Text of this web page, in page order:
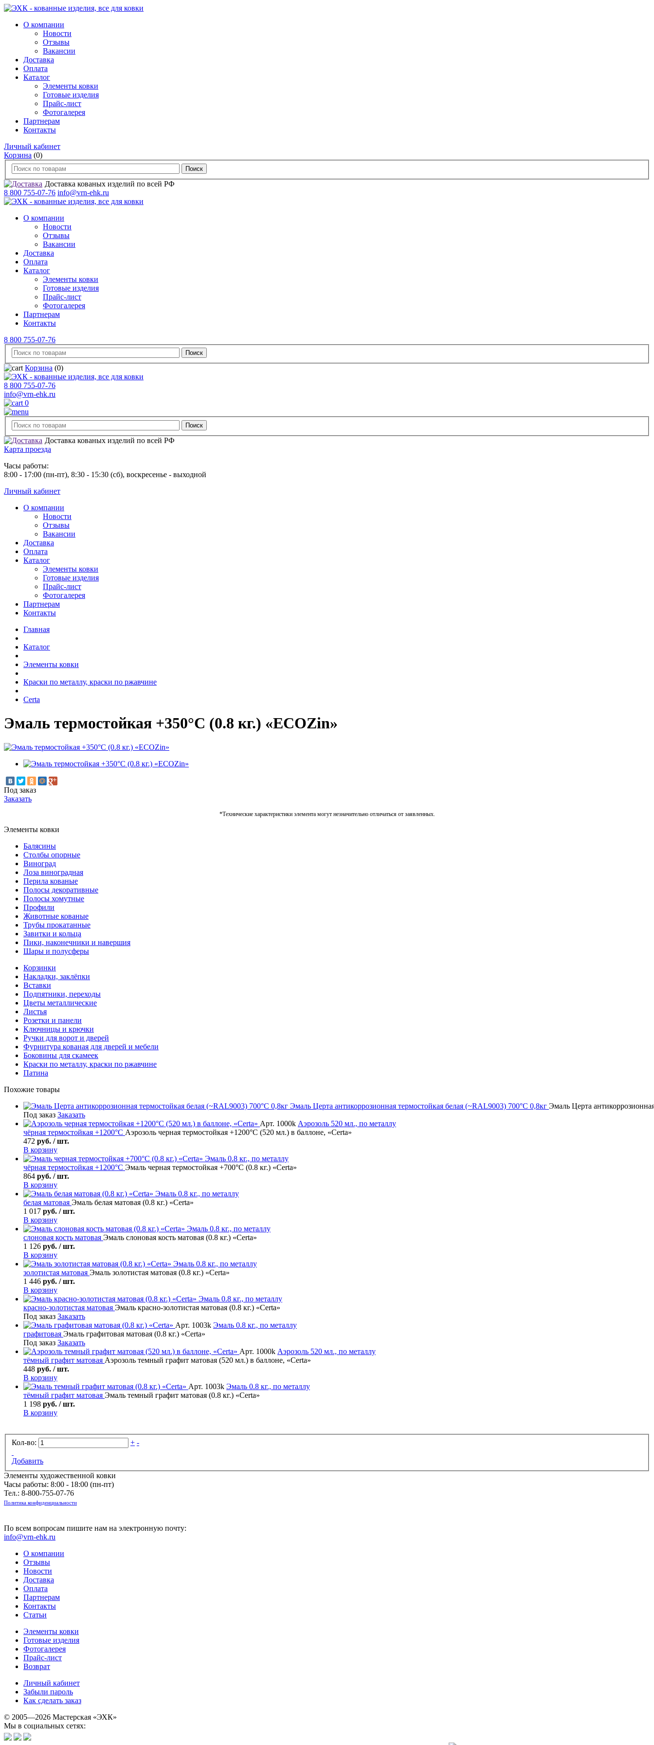
О компании
Новости
Отзывы
Вакансии
Доставка
Оплата
Каталог
Элементы ковки
Готовые изделия
Прайс-лист
Фотогалерея
Партнерам
Контакты
Личный кабинет
Корзина (0)
Доставка кованых изделий по всей РФ
8 800 755-07-76 info@vrn-ehk.ru
О компании
Новости
Отзывы
Вакансии
Доставка
Оплата
Каталог
Элементы ковки
Готовые изделия
Прайс-лист
Фотогалерея
Партнерам
Контакты
8 800 755-07-76
Корзина (0)
8 800 755-07-76
info@vrn-ehk.ru
0
Доставка кованых изделий по всей РФ
Карта проезда
Часы работы:
8:00 - 17:00 (пн-пт), 8:30 - 15:30 (сб), воскресенье - выходной
Личный кабинет
О компании
Новости
Отзывы
Вакансии
Доставка
Оплата
Каталог
Элементы ковки
Готовые изделия
Прайс-лист
Фотогалерея
Партнерам
Контакты
Главная
Каталог
Элементы ковки
Краски по металлу, краски по ржавчине
Certa
Эмаль термостойкая +350°C (0.8 кг.) «ECOZin»
Под заказ
Заказать
*Технические характеристики элемента могут незначительно отличаться от заявленных.
Элементы ковки
Балясины
Столбы опорные
Виноград
Лоза виноградная
Перила кованые
Полосы декоративные
Полосы хомутные
Профили
Животные кованые
Трубы прокатанные
Завитки и кольца
Пики, наконечники и навершия
Шары и полусферы
Корзинки
Накладки, заклёпки
Вставки
Подпятники, переходы
Цветы металлические
Листья
Розетки и панели
Ключницы и крючки
Ручки для ворот и дверей
Фурнитура кованая для дверей и мебели
Боковины для скамеек
Краски по металлу, краски по ржавчине
Патина
Похожие товары
Эмаль Церта антикоррозионная термостойкая белая (~RAL9003) 700°С 0,8кг Эмаль Церта
Под заказ Заказать
Арт. 1000k Аэрозоль 520 мл., по металлу
чёрная термостойкая +1200°С Аэрозоль черная термостойкая +1200°С (520 мл.) в баллоне, «Certa»
472 руб. / шт.
В корзину
Эмаль 0.8 кг., по металлу
чёрная термостойкая +1200°С Эмаль черная термостойкая +700°С (0.8 кг.) «Certa»
864 руб. / шт.
В корзину
Эмаль 0.8 кг., по металлу
белая матовая Эмаль белая матовая (0.8 кг.) «Certa»
1 017 руб. / шт.
В корзину
Эмаль 0.8 кг., по металлу
слоновая кость матовая Эмаль слоновая кость матовая (0.8 кг.) «Certa»
1 126 руб. / шт.
В корзину
Эмаль 0.8 кг., по металлу
золотистая матовая Эмаль золотистая матовая (0.8 кг.) «Certa»
1 446 руб. / шт.
В корзину
Эмаль 0.8 кг., по металлу
красно-золотистая матовая Эмаль красно-золотистая матовая (0.8 кг.) «Certa»
Под заказ Заказать
Арт. 1003k Эмаль 0.8 кг., по металлу
графитовая Эмаль графитовая матовая (0.8 кг.) «Certa»
Под заказ Заказать
Арт. 1000k Аэрозоль 520 мл., по металлу
тёмный графит матовая Аэрозоль темный графит матовая (520 мл.) в баллоне, «Certa»
448 руб. / шт.
В корзину
Арт. 1003k Эмаль 0.8 кг., по металлу
тёмный графит матовая Эмаль темный графит матовая (0.8 кг.) «Certa»
1 198 руб. / шт.
В корзину
Кол-во: + -
Добавить
Элементы художественной ковки
Часы работы: 8:00 - 18:00 (пн-пт)
Тел.: 8-800-755-07-76
Политика конфиденциальности
По всем вопросам пишите нам на электронную почту:
info@vrn-ehk.ru
О компании
Отзывы
Новости
Доставка
Оплата
Партнерам
Контакты
Статьи
Элементы ковки
Готовые изделия
Фотогалерея
Прайс-лист
Возврат
Личный кабинет
Забыли пароль
Как сделать заказ
© 2005—2026 Мастерская «ЭХК»
Мы в социальных сетях: